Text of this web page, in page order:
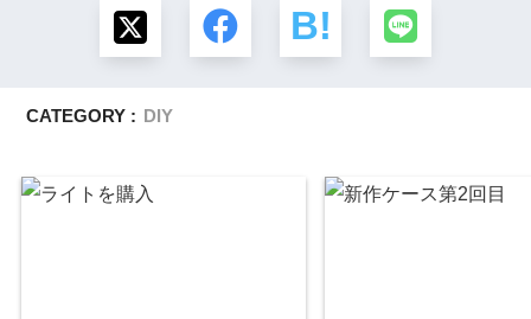
CATEGORY : DIY